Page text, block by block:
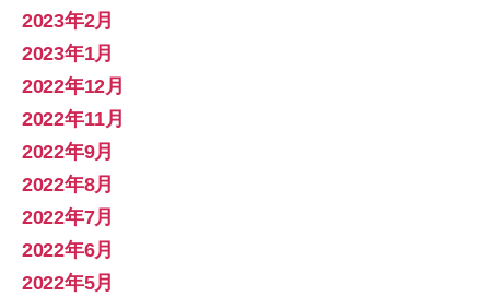
2023年2月
2023年1月
2022年12月
2022年11月
2022年9月
2022年8月
2022年7月
2022年6月
2022年5月